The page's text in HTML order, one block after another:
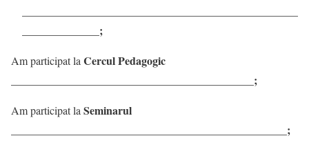
______________;
Am participat laCercul Pedagogic
;
Am participat laSeminarul
__________________________________________________;